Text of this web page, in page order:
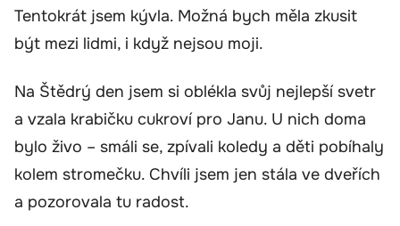
Tentokrát jsem kývla. Možná bych měla zkusit
být mezi lidmi, i když nejsou moji.
Na Štědrý den jsem si oblékla svůj nejlepší svetr
a vzala krabičku cukroví pro Janu. U nich doma
bylo živo – smáli se, zpívali koledy a děti pobíhaly
kolem stromečku. Chvíli jsem jen stála ve dveřích
a pozorovala tu radost.